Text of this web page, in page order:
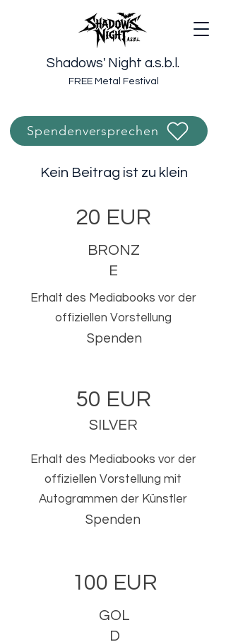
Shadows' Night a.s.b.l.
FREE Metal Festival
Spendenversprechen
Kein Beitrag ist zu klein
20 EUR
BRONZ
E
Erhalt des Mediabooks vor der
offiziellen Vorstellung
Spenden
50 EUR
SILVER
Erhalt des Mediabooks vor der
offiziellen Vorstellung mit
Autogrammen der Künstler
Spenden
100 EUR
GOL
D